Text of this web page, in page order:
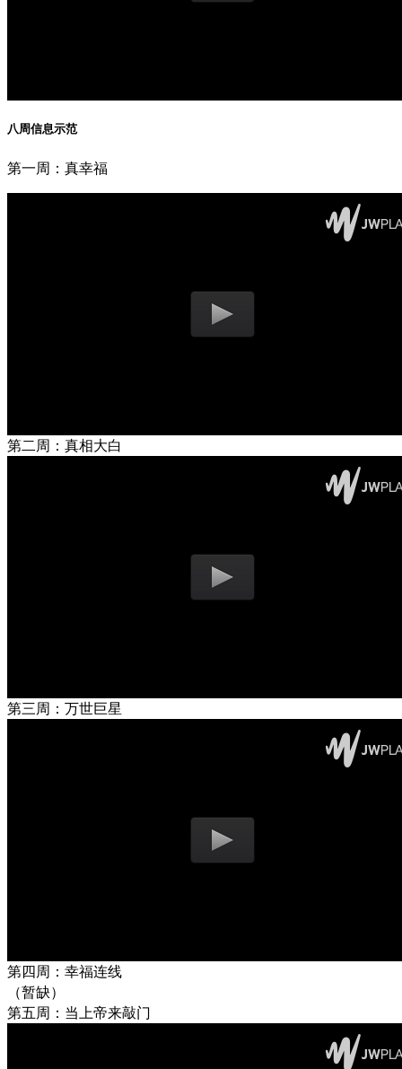
八周信息示范
第一周：真幸福
第二周：真相大白
第三周：万世巨星
第四周：幸福连线
（暂缺）
第五周：当上帝来敲门